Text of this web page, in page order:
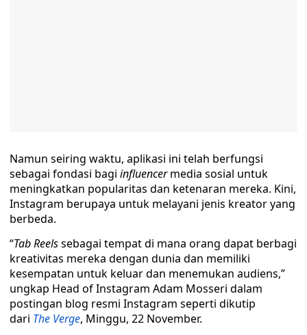
Namun seiring waktu, aplikasi ini telah berfungsi
sebagai fondasi bagi influencermedia sosial untuk
meningkatkan popularitas dan ketenaran mereka. Kini,
Instagram berupaya untuk melayani jenis kreator yang
berbeda.
“Tab Reelssebagai tempat di mana orang dapat berbagi
kreativitas mereka dengan dunia dan memiliki
kesempatan untuk keluar dan menemukan audiens,”
ungkap Head of Instagram Adam Mosseri dalam
postingan blog resmi Instagram seperti dikutip
dari The Verge, Minggu, 22 November.